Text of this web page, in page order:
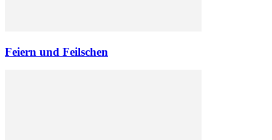
Feiern und Feilschen